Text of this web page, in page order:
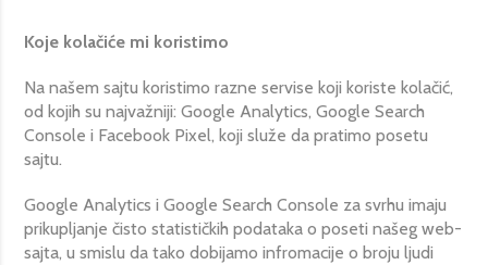
Koje kolačiće mi koristimo
Na našem sajtu koristimo razne servise koji koriste kolačić,
od kojih su najvažniji: Google Analytics, Google Search
Console i Facebook Pixel, koji služe da pratimo posetu
sajtu.
Google Analytics i Google Search Console za svrhu imaju
prikupljanje čisto statističkih podataka o poseti našeg web-
sajta, u smislu da tako dobijamo infromacije o broju ljudi